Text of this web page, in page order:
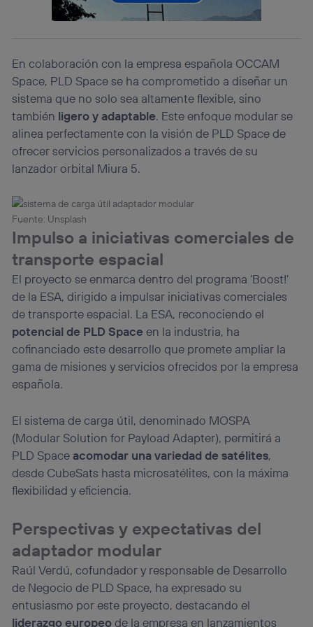
En colaboración con la empresa española OCCAM
Space, PLD Space se ha comprometido a diseñar un
sistema que no solo sea altamente flexible, sino
también ligero y adaptable. Este enfoque modular se
alinea perfectamente con la visión de PLD Space de
ofrecer servicios personalizados a través de su
lanzador orbital Miura 5.
Fuente: Unsplash
Impulso a iniciativas comerciales de
transporte espacial
El proyecto se enmarca dentro del programa ‘Boost!’
de la ESA, dirigido a impulsar iniciativas comerciales
de transporte espacial. La ESA, reconociendo el
potencial de PLD Space en la industria, ha
cofinanciado este desarrollo que promete ampliar la
gama de misiones y servicios ofrecidos por la empresa
española.
El sistema de carga útil, denominado MOSPA
(Modular Solution for Payload Adapter), permitirá a
PLD Space acomodar una variedad de satélites,
desde CubeSats hasta microsatélites, con la máxima
flexibilidad y eficiencia.
Perspectivas y expectativas del
adaptador modular
Raúl Verdú, cofundador y responsable de Desarrollo
de Negocio de PLD Space, ha expresado su
entusiasmo por este proyecto, destacando el
liderazgo europeode la empresa en lanzamientos
Este identificador se asigna a la conexión de internet, por
lo que cualquier persona que conecte su dispositivo y
Si utilizas una conexión de banda ancha(p. ej., Wi-Fi),
el marketing o análisis se realizará en función de las
actividades de navegación de los miembros del hogar
que hayan dado su consentimiento.
Si utilizasdatos móviles, el marketing será más
personalizado, ya que se basará únicamente en la
navegación del usuario del móvil.
Puedes gestionar los consentimientos Utiq seleccionando
(“consenthub”). Para más información, consulta
la política de privacidad de Utiq